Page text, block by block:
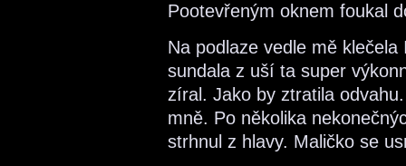
Pootevřeným oknem foukal
Na podlaze vedle mě
sundala z uší ta super
zíral. Jako by ztratila
mně. Po několika
strhnul z hlavy. Maličko se